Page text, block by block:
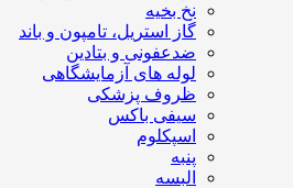
نخ بخیه
گاز استریل، تامپون و باند
ضدعفونی و بتادین
لوله های آزمایشگاهی
ظروف پزشکی
سیفی باکس
اسپکلوم
پنبه
البسه